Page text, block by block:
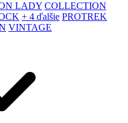
LADY COLLECTION
+ 4 ďalšie PROTREK
VINTAGE